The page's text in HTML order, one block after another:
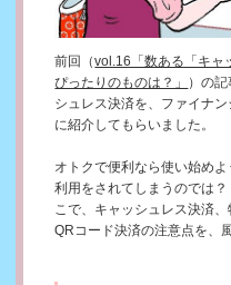
前回（vol.16「数ある「キャ
ぴったりのものは？」
）の
シュレス決済を、ファイナ
に紹介してもらいました。
オトクで便利なら使い始め
利用をされてしまうのでは
こで、キャッシュレス決済
QRコード決済の注意点を、